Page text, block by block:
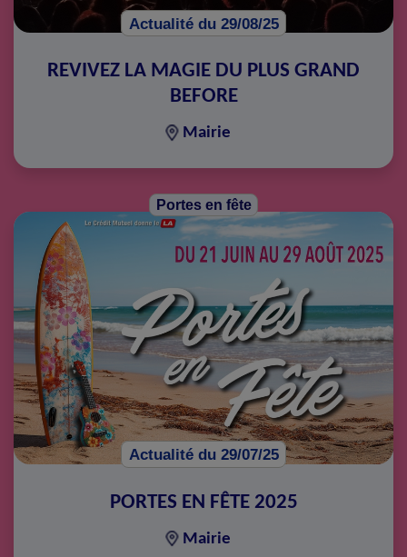
Actualité du 29/08/25
REVIVEZ LA MAGIE DU PLUS GRAND
BEFORE
Mairie
Portes en fête
Actualité du 29/07/25
PORTES EN FÊTE 2025
Mairie